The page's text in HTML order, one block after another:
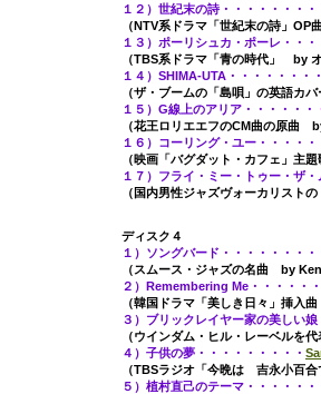
１２）世紀末の詩・・・・・・・・
（NTV系ドラマ「世紀末の詩」OP
１３）ポーリシュカ・ポーレ・・・
（TBS系ドラマ「青の時代」 by オ
１４）SHIMA-UTA・・・・・・・
（ザ・ブームの「島唄」の英語カ
１５）G線上のアリア・・・・・・
（花王ロリエエフのCM曲の原曲
１６）コーリング・ユー・・・・・
（映画「バグダット・カフェ」主
１７）フライ・ミー・トゥー・ザ
（国内男性ジャズヴォーカリスト
ディスク４
１）ソングバード・・・・・・・・
（スムース・ジャズの名曲 by
２）Remembering Me・・・・・・
（韓国ドラマ「美しき日々」挿入
３）ブリックレイヤー家の美しい娘
（ウインダム・ヒル・レーベルを
４）子供の夢・・・・・・・・・
（TBSラジオ「今晩は 吉永小百
５）植村直己のテーマ・・・・・・